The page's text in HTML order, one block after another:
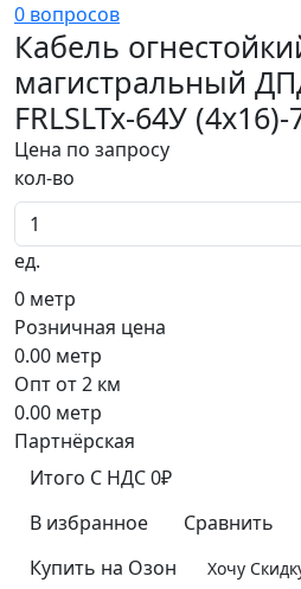
0 вопросов
Кабель
магистральный
FRLSLTx-64У
Цена по запросу
кол-во
ед.
0 метр
Розничная цена
0.00 метр
Опт от 2 км
0.00 метр
Партнёрская
Итого C НДС0₽
В избранное
Сравнить
Купить на Озон
Хочу